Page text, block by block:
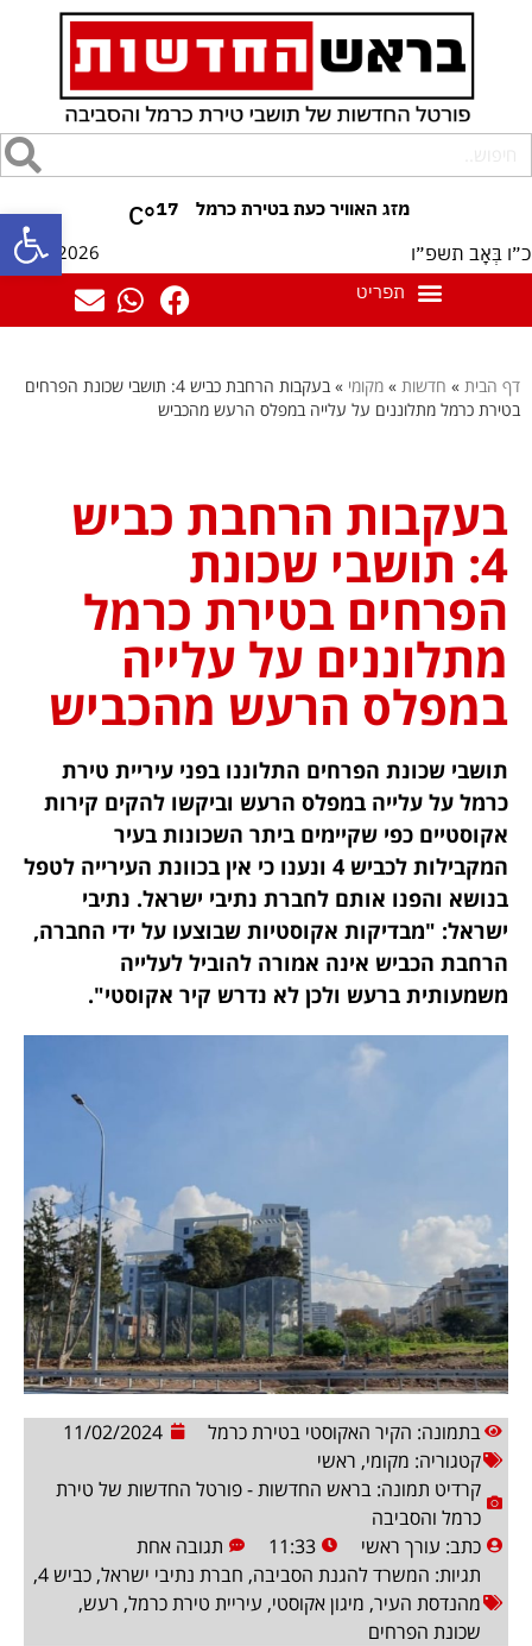
פתח 17
°C
כ״ו בְּאָב תשפ״ו 09/08/2026
דף הבית » חדשות » מקומי »
בעקבות הרחבת כביש 4: תושבי שכונת הפרחים
בטירת כרמל מתלוננים על עלייה במפלס הרעש מהכביש
בעקבות הרחבת כביש
4: תושבי שכונת
הפרחים בטירת כרמל
מתלוננים על עלייה
במפלס הרעש מהכביש
תושבי שכונת הפרחים התלוננו בפני עיריית טירת
כרמל על עלייה במפלס הרעש וביקשו להקים קירות
אקוסטיים כפי שקיימים ביתר השכונות בעיר
המקבילות לכביש 4 ונענו כי אין בכוונת העירייה לטפל
בנושא והפנו אותם לחברת נתיבי ישראל. נתיבי
ישראל: "מבדיקות אקוסטיות שבוצעו על ידי החברה,
הרחבת הכביש אינה אמורה להוביל לעלייה
משמעותית ברעש ולכן לא נדרש קיר אקוסטי".
בתמונה: הקיר האקוסטי בטירת כרמל
11/02/2024
קטגוריה: מקומי, ראשי
קרדיט תמונה: בראש החדשות - פורטל החדשות של טירת
כרמל והסביבה
כתב: עורך ראשי 11:33
תגובה אחת
תגיות: המשרד להגנת הסביבה, חברת נתיבי ישראל, כביש 4
,
מהנדסת העיר, מיגון אקוסטי, עיריית טירת כרמל, רעש,
שכונת הפרחים